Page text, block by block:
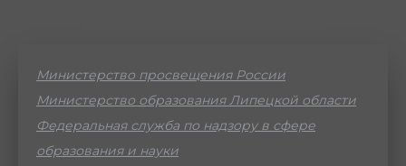
Министерство просвещения России
Министерство образования Липецкой области
Федеральная служба по надзору в сфере
образования и науки